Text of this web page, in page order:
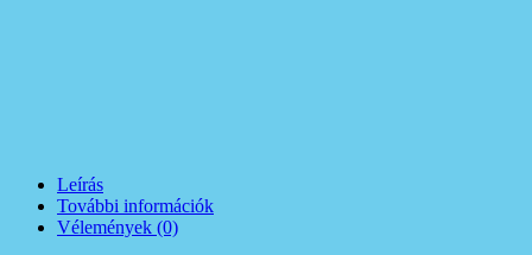
Leírás
További információk
Vélemények (0)